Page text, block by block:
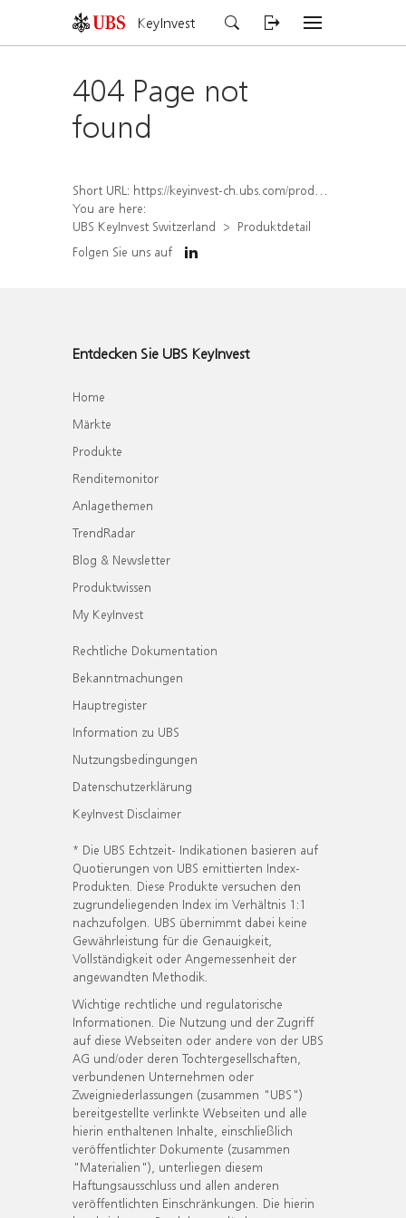
KeyInvest
404 Page not
found
Short URL: https://keyinvest-ch.ubs.com/produkt/detail/index/isin/CH1570366190
You are here:
UBS KeyInvest Switzerland
Produktdetail
Folgen Sie uns auf
Entdecken Sie UBS KeyInvest
Home
Märkte
Produkte
Renditemonitor
Anlagethemen
TrendRadar
Blog & Newsletter
Produktwissen
My KeyInvest
Rechtliche Dokumentation
Bekanntmachungen
Hauptregister
Information zu UBS
Nutzungsbedingungen
Datenschutzerklärung
KeyInvest Disclaimer
* Die UBS Echtzeit- Indikationen basieren auf
Quotierungen von UBS emittierten Index-
Produkten. Diese Produkte versuchen den
zugrundeliegenden Index im Verhältnis 1:1
nachzufolgen. UBS übernimmt dabei keine
Gewährleistung für die Genauigkeit,
Vollständigkeit oder Angemessenheit der
angewandten Methodik.
Wichtige rechtliche und regulatorische
Informationen. Die Nutzung und der Zugriff
auf diese Webseiten oder andere von der UBS
AG und/oder deren Tochtergesellschaften,
verbundenen Unternehmen oder
Zweigniederlassungen (zusammen "UBS")
bereitgestellte verlinkte Webseiten und alle
hierin enthaltenen Inhalte, einschließlich
veröffentlichter Dokumente (zusammen
"Materialien"), unterliegen diesem
Haftungsausschluss und allen anderen
veröffentlichten Einschränkungen. Die hierin